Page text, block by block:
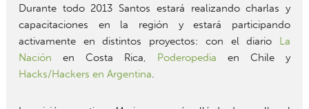
Durante todo 2013 Santos estará realizando charlas y
capacitaciones en la región y estará participando
activamente en distintos proyectos: con el diario
La
Nación en Costa Rica, Poderopedia en Chile y
Hacks/Hackers en Argentina.